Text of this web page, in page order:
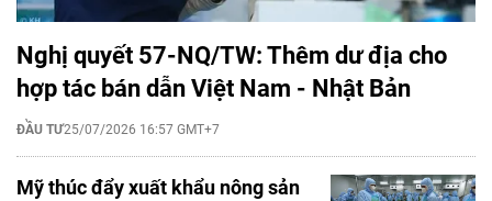
Nghị quyết 57-NQ/TW: Thêm dư địa cho
hợp tác bán dẫn Việt Nam - Nhật Bản
ĐẦU TƯ25/07/2026 16:57 GMT+7
Mỹ thúc đẩy xuất khẩu nông sản